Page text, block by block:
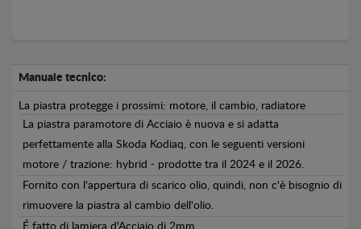
Manuale tecnico:
La piastra protegge i prossimi: motore, il cambio, radiatore
La piastra paramotore di Acciaio è nuova e si adatta
perfettamente alla Skoda Kodiaq, con le seguenti versioni
motore / trazione: hybrid - prodotte tra il 2024 e il 2026.
Fornito con l'appertura di scarico olio, quindi, non c'è bisognio di
rimuovere la piastra al cambio dell'olio.
É fatto di lamiera d'Acciaio di 2mm.